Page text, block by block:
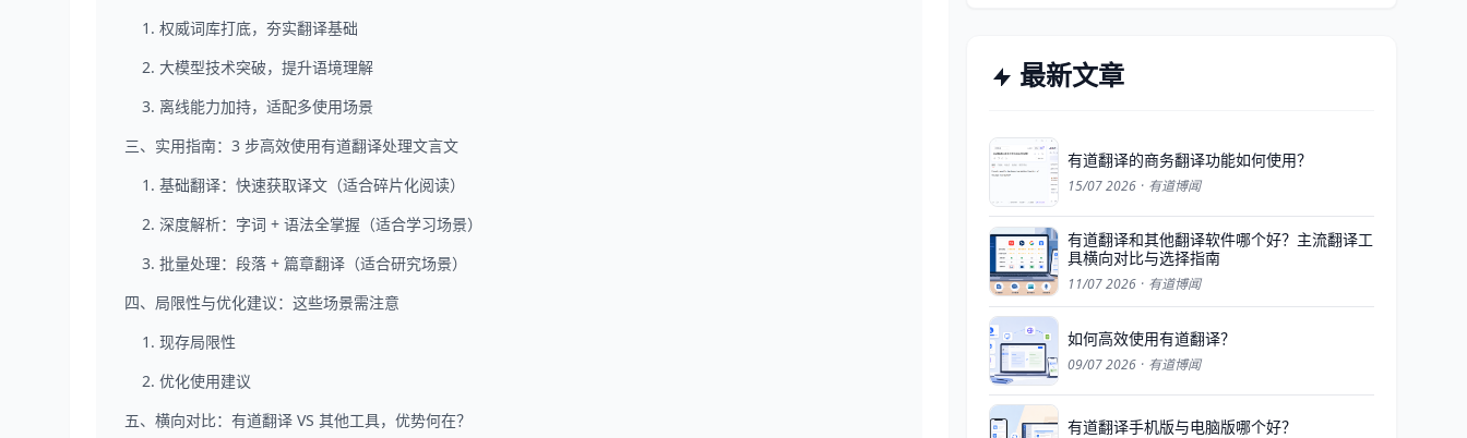
1. 权威词库打底，夯实翻译基础
2. 大模型技术突破，提升语境理解
3. 离线能力加持，适配多使用场景
三、实用指南：3 步高效使用有道翻译处理文言文
1. 基础翻译：快速获取译文（适合碎片化阅读）
2. 深度解析：字词 + 语法全掌握（适合学习场景）
3. 批量处理：段落 + 篇章翻译（适合研究场景）
四、局限性与优化建议：这些场景需注意
1. 现存局限性
2. 优化使用建议
五、横向对比：有道翻译 VS 其他工具，优势何在？
最新文章
有道翻译的商务翻译功能如何使用？
15/07 2026 · 有道博闻
有道翻译和其他翻译软件哪个好？主流翻译工
具横向对比与选择指南
11/07 2026 · 有道博闻
如何高效使用有道翻译？
09/07 2026 · 有道博闻
有道翻译手机版与电脑版哪个好？